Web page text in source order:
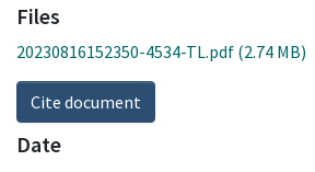
Files
20230816152350-4534-TL.pdf (2.74 MB)
Cite document
Date